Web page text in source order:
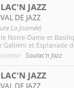
JAZZ
DE JAZZ
La Journée)
Notre-Dame et
Gallieni et Esplanade
Soulac'n Jazz
JAZZ
DE JAZZ